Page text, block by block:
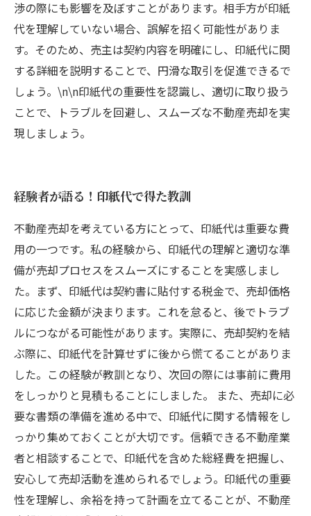
渉の際にも影響を及ぼすことがあります。相手方が印紙
代を理解していない場合、誤解を招く可能性がありま
す。そのため、売主は契約内容を明確にし、印紙代に関
する詳細を説明することで、円滑な取引を促進できるで
しょう。\n\n印紙代の重要性を認識し、適切に取り扱う
ことで、トラブルを回避し、スムーズな不動産売却を実
現しましょう。
経験者が語る！印紙代で得た教訓
不動産売却を考えている方にとって、印紙代は重要な費
用の一つです。私の経験から、印紙代の理解と適切な準
備が売却プロセスをスムーズにすることを実感しまし
た。まず、印紙代は契約書に貼付する税金で、売却価格
に応じた金額が決まります。これを怠ると、後でトラブ
ルにつながる可能性があります。実際に、売却契約を結
ぶ際に、印紙代を計算せずに後から慌てることがありま
した。この経験が教訓となり、次回の際には事前に費用
をしっかりと見積もることにしました。 また、売却に必
要な書類の準備を進める中で、印紙代に関する情報をし
っかり集めておくことが大切です。信頼できる不動産業
者と相談することで、印紙代を含めた総経費を把握し、
安心して売却活動を進められるでしょう。印紙代の重要
性を理解し、余裕を持って計画を立てることが、不動産